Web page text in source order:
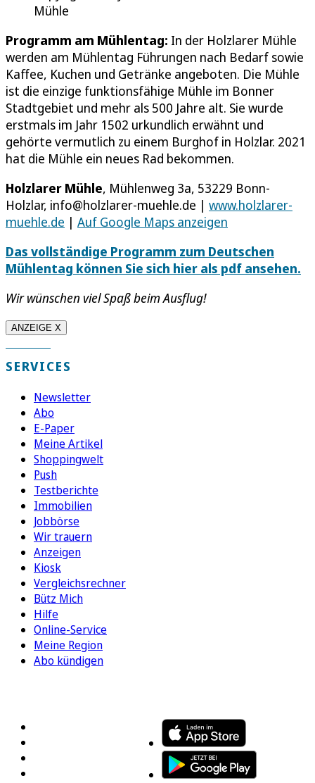
Mühle
Programm am Mühlentag: In der Holzlarer Mühle
werden am Mühlentag Führungen nach Bedarf sowie
Kaffee, Kuchen und Getränke angeboten. Die Mühle
ist die einzige funktionsfähige Mühle im Bonner
Stadtgebiet und mehr als 500 Jahre alt. Sie wurde
erstmals im Jahr 1502 urkundlich erwähnt und
gehörte vermutlich zu einem Burghof in Holzlar. 2021
hat die Mühle ein neues Rad bekommen.
Holzlarer Mühle, Mühlenweg 3a, 53229 Bonn­-
Holzlar, info@holzlarer-muehle.de | www.holzlarer-
muehle.de | Auf Google Maps anzeigen
Das vollständige Programm zum Deutschen
Mühlentag können Sie sich hier als pdf ansehen.
Wir wünschen viel Spaß beim Ausflug!
ANZEIGE X
SERVICES
Newsletter
Abo
E-Paper
Meine Artikel
Shoppingwelt
Push
Testberichte
Immobilien
Jobbörse
Wir trauern
Anzeigen
Kiosk
Vergleichsrechner
Bütz Mich
Hilfe
Online-Service
Meine Region
Abo kündigen